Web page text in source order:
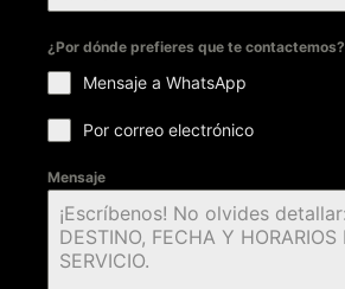
¿Por dónde prefieres que te contactemos?
Mensaje a WhatsApp
Por correo electrónico
Mensaje